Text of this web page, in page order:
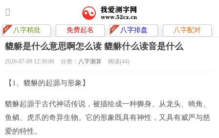
八字精批 免费起名 八字排盘 八字配对
貔貅是什么意思啊怎么读 貔貅什么读音是什么
2026-07-09 12:39:00 分类： 八字测算 阅读(44)
【1、貔貅的起源与形象】
貔貅起源于古代神话传说，被描绘成一种狮身、从龙头、犄角、
鱼鳞、虎爪的奇异生物。它的形象既具有神性，又具有威严与慈
爱的特性。